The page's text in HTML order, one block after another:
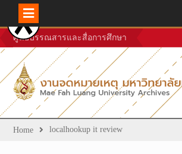
Skip
to
content
ศูนย์บรรณสารและสื่อการศึกษา
Home localhookup it review